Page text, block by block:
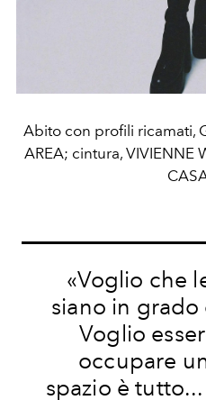
Abito con profili ricamati,
AREA; cintura, VIVIENNE
«Voglio che
siano in
Voglio
occupare
spazio è